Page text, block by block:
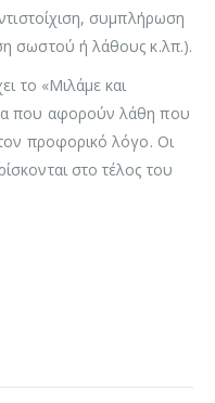
συμπλήρωση
σωστού ή λάθους κ.λπ.).
το «Μιλάμε και
που αφορούν λάθη που
προφορικό λόγο. Οι
στο τέλος του